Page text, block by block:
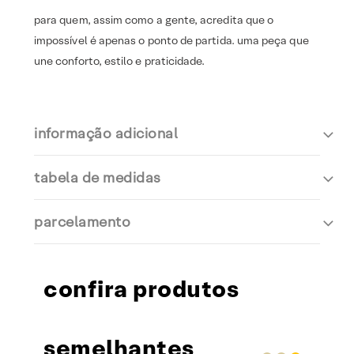
para quem, assim como a gente, acredita que o
impossível é apenas o ponto de partida. uma peça que
une conforto, estilo e praticidade.
informação adicional
tabela de medidas
parcelamento
confira produtos